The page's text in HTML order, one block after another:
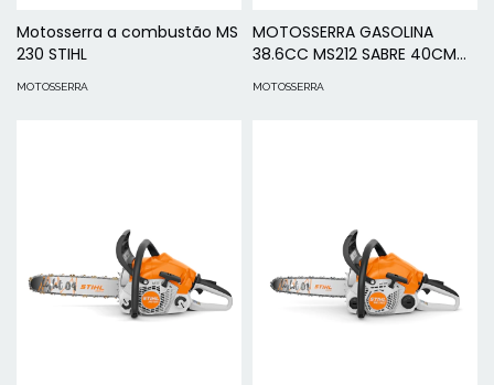
Motosserra a combustão MS
230 STIHL
MOTOSSERRA
MOTOSSERRA GASOLINA
38.6CC MS212 SABRE 40CM
MOTOSSERRA